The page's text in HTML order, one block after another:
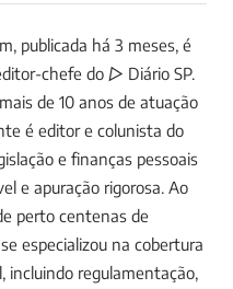
publicada há 3 meses, é
chefe do ▷ Diário SP.
de 10 anos de atuação
é editor e colunista do
e finanças pessoais
e apuração rigorosa. Ao
perto centenas de
especializou na cobertura
incluindo regulamentação,